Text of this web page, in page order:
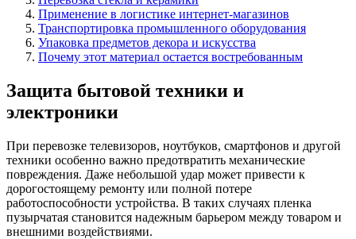
Применение в логистике интернет-магазинов
Транспортировка промышленного оборудования
Упаковка предметов декора и искусства
Почему этот материал остается востребованным
Защита бытовой техники и
электроники
При перевозке телевизоров, ноутбуков, смартфонов и другой
техники особенно важно предотвратить механические
повреждения. Даже небольшой удар может привести к
дорогостоящему ремонту или полной потере
работоспособности устройства. В таких случаях пленка
пузырчатая становится надежным барьером между товаром и
внешними воздействиями.